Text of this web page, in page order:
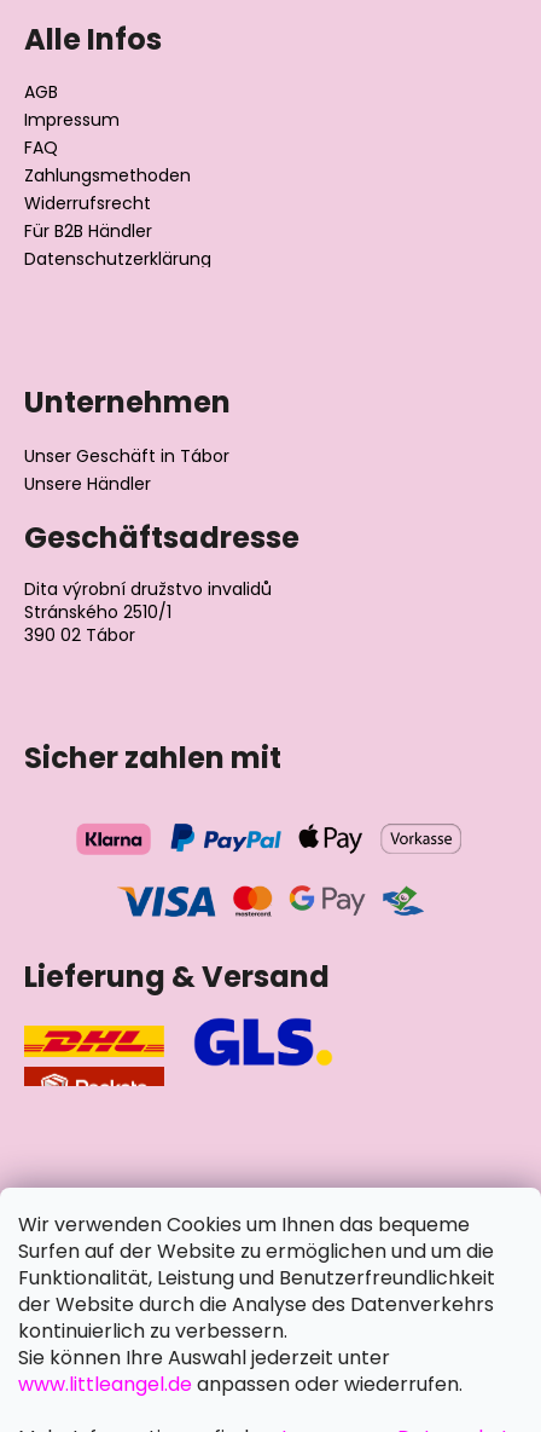
Wir verwenden Cookies um Ihnen das bequeme
Surfen auf der Website zu ermöglichen und um die
Funktionalität, Leistung und Benutzerfreundlichkeit
der Website durch die Analyse des Datenverkehrs
kontinuierlich zu verbessern.
Sie können Ihre Auswahl jederzeit unter
www.littleangel.deanpassen oder wiederrufen.
Alle Infos
AGB
Impressum
FAQ
Zahlungsmethoden
Widerrufsrecht
Für B2B Händler
Datenschutzerklärung
Unternehmen
Unser Geschäft in Tábor
Unsere Händler
Geschäftsadresse
Dita výrobní družstvo invalidů
Stránského 2510/1
390 02 Tábor
Sicher zahlen mit
Lieferung & Versand
soziale Netzwerke